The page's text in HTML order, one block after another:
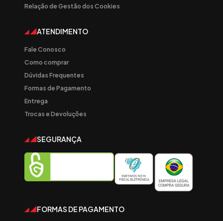
Relação de Gestão dos Cookies
ATENDIMENTO
Fale Conosco
Como comprar
Dúvidas Frequentes
Formas de Pagamento
Entrega
Trocas e Devoluções
SEGURANÇA
FORMAS DE PAGAMENTO